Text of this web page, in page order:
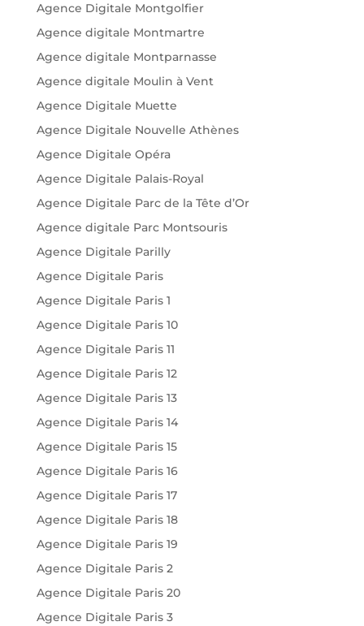
Agence Digitale Montgolfier
Agence digitale Montmartre
Agence digitale Montparnasse
Agence digitale Moulin à Vent
Agence Digitale Muette
Agence Digitale Nouvelle Athènes
Agence Digitale Opéra
Agence Digitale Palais-Royal
Agence Digitale Parc de la Tête d’Or
Agence digitale Parc Montsouris
Agence Digitale Parilly
Agence Digitale Paris
Agence Digitale Paris 1
Agence Digitale Paris 10
Agence Digitale Paris 11
Agence Digitale Paris 12
Agence Digitale Paris 13
Agence Digitale Paris 14
Agence Digitale Paris 15
Agence Digitale Paris 16
Agence Digitale Paris 17
Agence Digitale Paris 18
Agence Digitale Paris 19
Agence Digitale Paris 2
Agence Digitale Paris 20
Agence Digitale Paris 3